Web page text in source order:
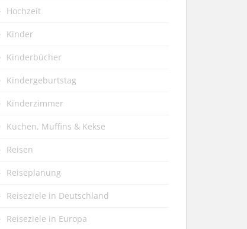
Hochzeit
Kinder
Kinderbücher
Kindergeburtstag
Kinderzimmer
Kuchen, Muffins & Kekse
Reisen
Reiseplanung
Reiseziele in Deutschland
Reiseziele in Europa